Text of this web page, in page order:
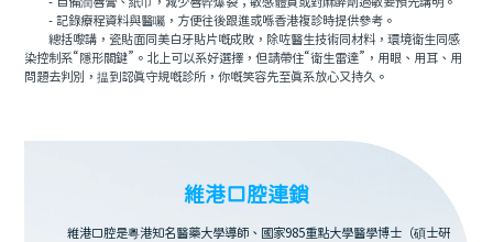
- 自備潤唇膏、紙巾，減少唇幹爆裂；敏感體質或對麻醉劑過敏要預先講明。
- 記錄療程資料與醫囑，方便往後跟進或喺香港複診時提供參考。
總括嚟講，瓷貼面同美白牙貼片嘅成敗，除咗醫生技術同材料，環境衛生同感
染控制系“隱形關鍵”。北上可以系好選擇，但請帶住“衛生雷達”，用眼、用耳、用
問題去判別，揾到認真守規嘅診所，你嘅笑容先至真系放心又持久。
維港口腔連鎖
維港口腔是粵港知名醫藥大學導師、國家985重點大學醫學博士（碩士研